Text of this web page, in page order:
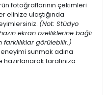
fotoğraflarının çekimleri
elinize ulaştığında
(Not: Stüdyo
ekran özelliklerine bağlı
görülebilir.)
sunmak adına
tarafınıza